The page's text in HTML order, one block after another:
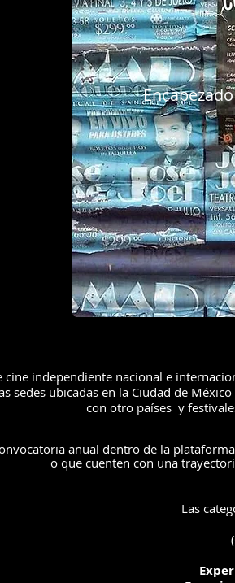
cine independiente nacional e
sedes ubicadas en la Ciudad de
con otro países y
anual dentro de la
o que cuenten con una
Las